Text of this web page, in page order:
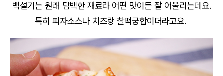
백설기는 원래 담백한 재료라 어떤 맛이든 잘 어울리는데요.
특히 피자소스나 치즈랑 찰떡궁합이더라고요.